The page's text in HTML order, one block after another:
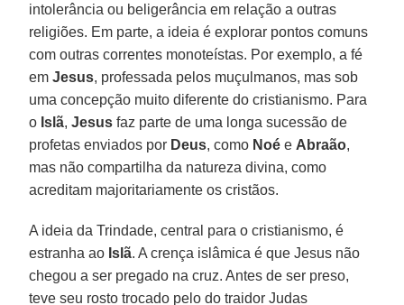
intolerância ou beligerância em relação a outras
religiões. Em parte, a ideia é explorar pontos comuns
com outras correntes monoteístas. Por exemplo, a fé
emJesus, professada pelos muçulmanos, mas sob
uma concepção muito diferente do cristianismo. Para
o Islã, Jesus faz parte de uma longa sucessão de
profetas enviados por Deus, como Noé e Abraão,
mas não compartilha da natureza divina, como
acreditam majoritariamente os cristãos.
A ideia da Trindade, central para o cristianismo, é
estranha ao Islã. A crença islâmica é que Jesus não
chegou a ser pregado na cruz. Antes de ser preso,
teve seu rosto trocado pelo do traidor Judas